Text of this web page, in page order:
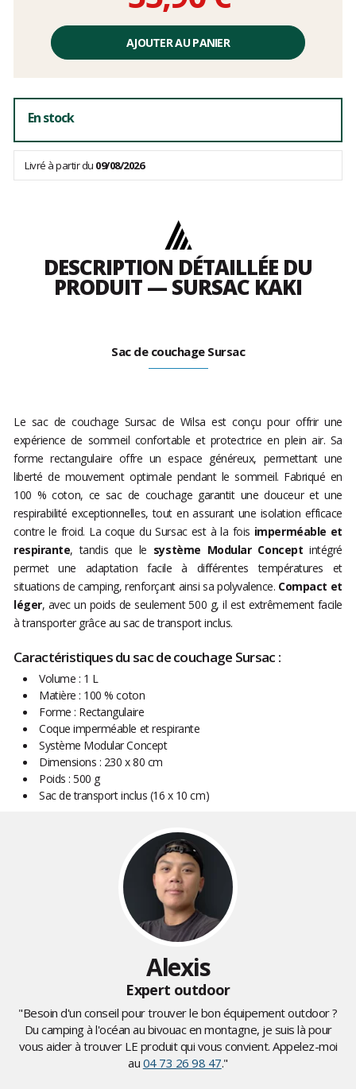
unitaire,
AJOUTER AU PANIER
En stock
Livré à partir du 09/08/2026
DESCRIPTION DÉTAILLÉE DU
PRODUIT — SURSAC KAKI
Sac de couchage Sursac
Le sac de couchage Sursac de Wilsa est conçu pour offrir une
expérience de sommeil confortable et protectrice en plein air. Sa
forme rectangulaire offre un espace généreux, permettant une
liberté de mouvement optimale pendant le sommeil. Fabriqué en
100 % coton, ce sac de couchage garantit une douceur et une
respirabilité exceptionnelles, tout en assurant une isolation efficace
contre le froid. La coque du Sursac est à la fois imperméable et
respirante, tandis que le système Modular Concept intégré
permet une adaptation facile à différentes températures et
situations de camping, renforçant ainsi sa polyvalence. Compact et
léger, avec un poids de seulement 500 g, il est extrêmement facile
à transporter grâce au sac de transport inclus.
Caractéristiques du sac de couchage Sursac :
Volume : 1 L
Matière : 100 % coton
Forme : Rectangulaire
Coque imperméable et respirante
Système Modular Concept
Dimensions : 230 x 80 cm
Poids : 500 g
Sac de transport inclus (16 x 10 cm)
Alexis
Expert outdoor
"Besoin d'un conseil pour trouver le bon équipement outdoor ?
Du camping à l'océan au bivouac en montagne, je suis là pour
vous aider à trouver LE produit qui vous convient. Appelez-moi
au 04 73 26 98 47."